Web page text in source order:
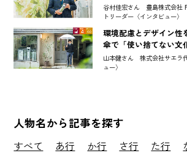
谷村佳宏さん 豊島株式会社
トリーダー〈インタビュー〉
環境配慮とデザイン性
傘で「使い捨てない文
山本健さん 株式会社サエラ
ュー〉
人物名から記事を探す
すべて あ行 か行 さ行 た行